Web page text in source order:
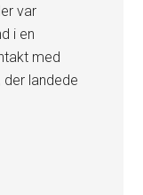
var
i en
med
der landede